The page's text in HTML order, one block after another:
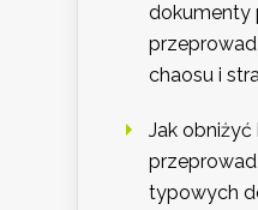
dokumenty
chaosu i
Jak
typowych